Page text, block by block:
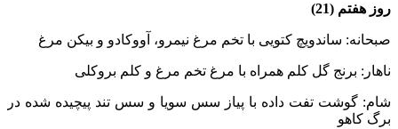
روز هفتم (21)
صبحانه: ساندویچ کتویی با تخم مرغ نیمرو، آووکادو و بیکن مرغ
ناهار: برنج گل کلم همراه با مرغ تخم مرغ و کلم بروکلی
شام: گوشت تفت داده با پیاز سس سویا و سس تند پیچیده شده در
برگ کاهو